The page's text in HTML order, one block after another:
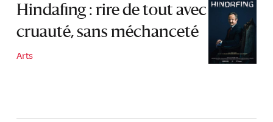
Hindafing : rire de tout avec
cruauté, sans méchanceté
Arts